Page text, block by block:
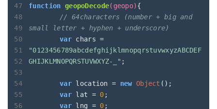
function geopoDecode( geopo){
// 64characters (number + big and
small letter + hyphen + underscore)
var
"0123456789abcdefghijklmnopqrstuvwxyzABCDEF
GHIJKLMNOPQRSTUVWXYZ-_" ;
var location = new Object ();
var lat = 0 ;
var lng = 0 ;